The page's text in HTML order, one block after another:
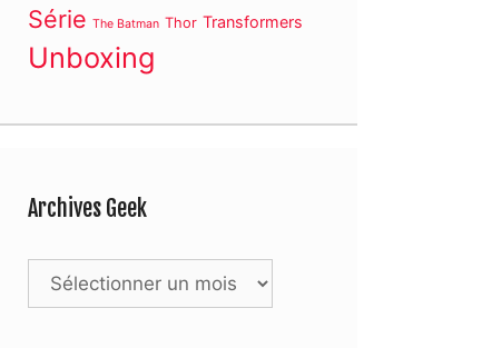
Série The Batman Thor Transformers
Unboxing
Archives Geek
Archives